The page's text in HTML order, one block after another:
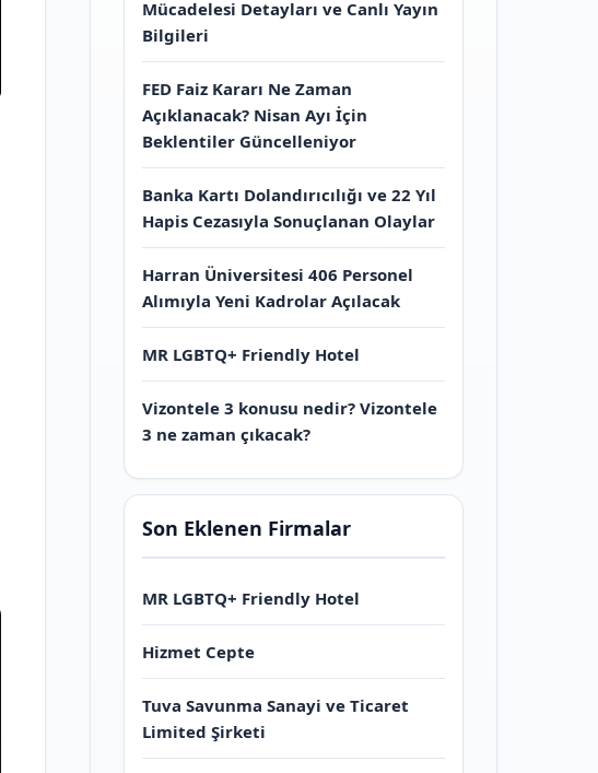
Mücadelesi Detayları ve Canlı Yayın
Bilgileri
FED Faiz Kararı Ne Zaman
Açıklanacak? Nisan Ayı İçin
Beklentiler Güncelleniyor
Banka Kartı Dolandırıcılığı ve 22 Yıl
Hapis Cezasıyla Sonuçlanan Olaylar
Harran Üniversitesi 406 Personel
Alımıyla Yeni Kadrolar Açılacak
MR LGBTQ+ Friendly Hotel
Vizontele 3 konusu nedir? Vizontele
3 ne zaman çıkacak?
Son Eklenen Firmalar
MR LGBTQ+ Friendly Hotel
Hizmet Cepte
Tuva Savunma Sanayi ve Ticaret
Limited Şirketi